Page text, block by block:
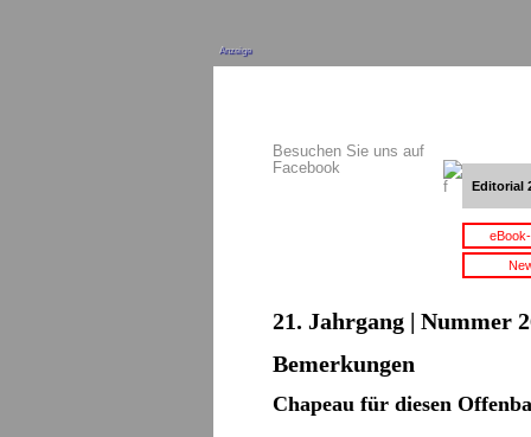
Anzeige
Besuchen Sie uns auf
Facebook
Editorial
21. Jahrgang | Nummer
Bemerkungen
Chapeau für diesen